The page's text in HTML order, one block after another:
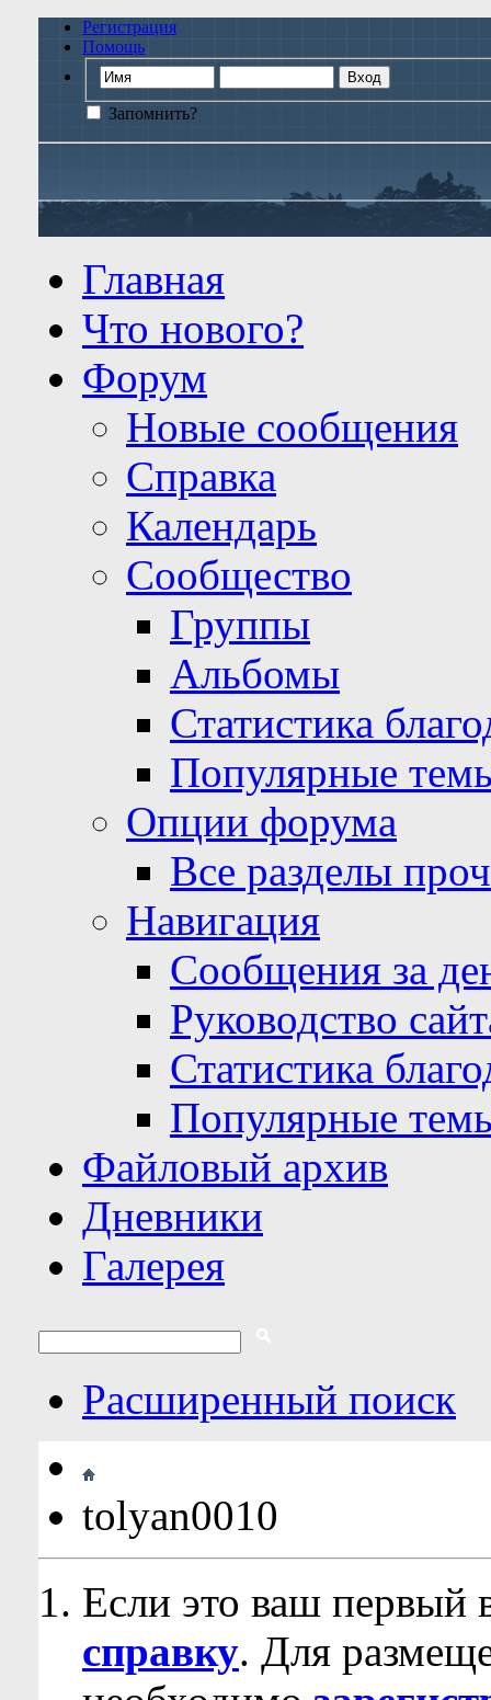
Регистрация
Помощь
Запомнить?
Главная
Что нового?
Форум
Новые сообщения
Справка
Календарь
Сообщество
Группы
Альбомы
Статистика
Популярные
Опции форума
Все разделы
Навигация
Сообщения за
Руководство
Статистика
Популярные
Файловый архив
Дневники
Галерея
Расширенный поиск
tolyan0010
Если это ваш первый
справку. Для